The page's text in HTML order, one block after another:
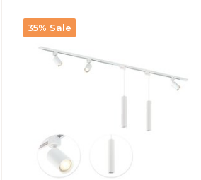
35% Sale